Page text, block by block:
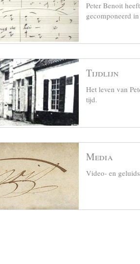
Peter Benoit
gecomponeerd
Tijdlijn
Het leven van
tijd.
Media
Video- en